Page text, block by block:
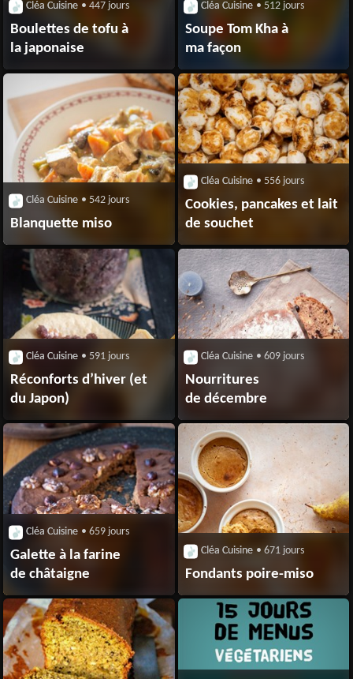
Cléa Cuisine • 447 jours
Boulettes de tofu à
la japonaise
Cléa Cuisine • 512 jours
Soupe Tom Kha à
ma façon
Cléa Cuisine • 542 jours
Blanquette miso
Cléa Cuisine • 556 jours
Cookies, pancakes et lait
de souchet
Cléa Cuisine • 591 jours
Réconforts d’hiver (et
du Japon)
Cléa Cuisine • 609 jours
Nourritures
de décembre
Cléa Cuisine • 659 jours
Galette à la farine
de châtaigne
Cléa Cuisine • 671 jours
Fondants poire-miso